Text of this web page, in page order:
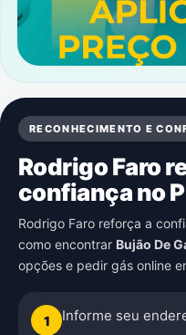
RECONHECIMENTO E
Rodrigo Faro
confiança no
Rodrigo Faro reforça a
como encontrar Bujão De
opções e pedir gás online
1 Informe seu